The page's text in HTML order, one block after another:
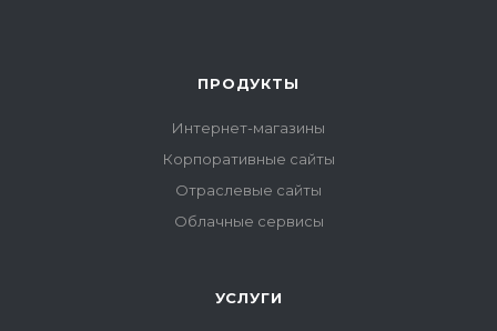
ПРОДУКТЫ
Интернет-магазины
Корпоративные сайты
Отраслевые сайты
Облачные сервисы
УСЛУГИ